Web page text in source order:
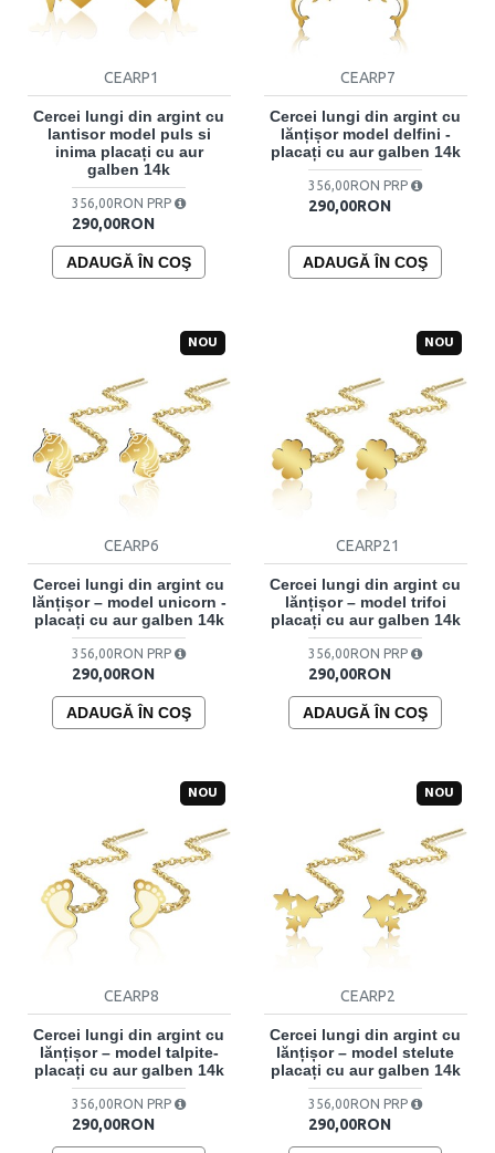
CEARP1
Cercei lungi din argint cu
lantisor model puls si
inima placați cu aur
galben 14k
290,00RON
356,00RON PRP
ADAUGĂ ÎN COŞ
CEARP7
Cercei lungi din argint cu
lănțișor model delfini -
placați cu aur galben 14k
290,00RON
356,00RON PRP
ADAUGĂ ÎN COŞ
NOU
CEARP6
Cercei lungi din argint cu
lănțișor – model unicorn -
placați cu aur galben 14k
290,00RON
356,00RON PRP
ADAUGĂ ÎN COŞ
NOU
CEARP21
Cercei lungi din argint cu
lănțișor – model trifoi
placați cu aur galben 14k
290,00RON
356,00RON PRP
ADAUGĂ ÎN COŞ
NOU
CEARP8
Cercei lungi din argint cu
lănțișor – model talpite-
placați cu aur galben 14k
290,00RON
356,00RON PRP
NOU
CEARP2
Cercei lungi din argint cu
lănțișor – model stelute
placați cu aur galben 14k
290,00RON
356,00RON PRP